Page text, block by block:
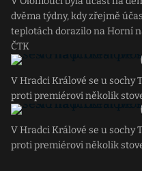
dvěma týdny, kdy zřejmě
teplotách dorazilo na Horní
ČTK
V Hradci Králové se u sochy
proti premiérovi několik
V Hradci Králové se u sochy
proti premiérovi několik